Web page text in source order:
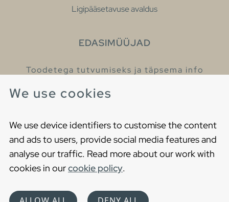
We use cookies
We use device identifiers to customise the content
and ads to users, provide social media features and
analyse our traffic. Read more about our work with
cookies in ourcookie policy.
Ligipääsetavuse avaldus
EDASIMÜÜJAD
Toodetega tutvumiseks ja täpsema info
Cookies
Privaatsuspoliitika